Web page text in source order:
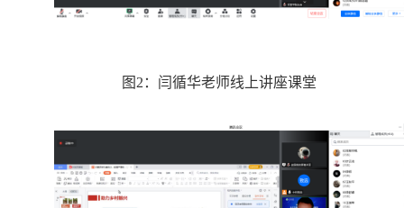
图 2 ： 闫循华老师线上讲座课堂